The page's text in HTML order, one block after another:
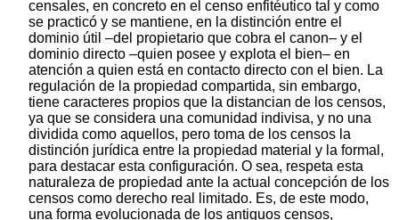
censales, en concreto en el censo enfitéutico tal y como
se practicó y se mantiene, en la distinción entre el
dominio útil –del propietario que cobra el canon– y el
dominio directo –quien posee y explota el bien– en
atención a quien está en contacto directo con el bien. La
regulación de la propiedad compartida, sin embargo,
tiene caracteres propios que la distancian de los censos,
ya que se considera una comunidad indivisa, y no una
dividida como aquellos, pero toma de los censos la
distinción jurídica entre la propiedad material y la formal,
para destacar esta configuración. O sea, respeta esta
naturaleza de propiedad ante la actual concepción de los
censos como derecho real limitado. Es, de este modo,
una forma evolucionada de los antiguos censos,